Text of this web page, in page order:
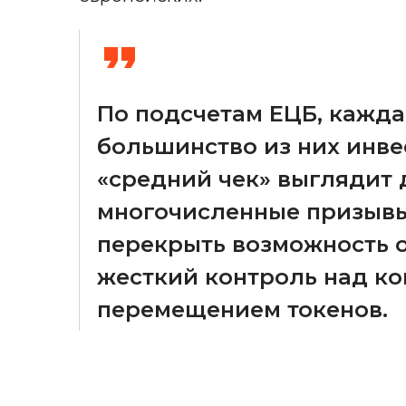
По подсчетам ЕЦБ,
большинство из них
«средний чек»
многочисленные
перекрыть возможность
жесткий контроль над
перемещением токенов.